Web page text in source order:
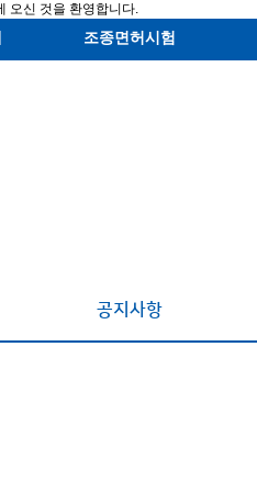
조종면허시험
공지사항